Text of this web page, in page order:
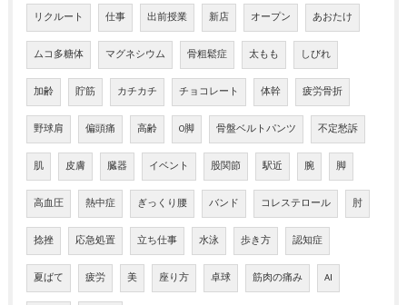
リクルート 仕事 出前授業 新店 オープン あおたけ
ムコ多糖体 マグネシウム 骨粗鬆症 太もも しびれ
加齢 貯筋 カチカチ チョコレート 体幹 疲労骨折
野球肩 偏頭痛 高齢 O脚 骨盤ベルトパンツ 不定愁訴
肌 皮膚 臓器 イベント 股関節 駅近 腕 脚
高血圧 熱中症 ぎっくり腰 バンド コレステロール 肘
捻挫 応急処置 立ち仕事 水泳 歩き方 認知症
夏ばて 疲労 美 座り方 卓球 筋肉の痛み AI